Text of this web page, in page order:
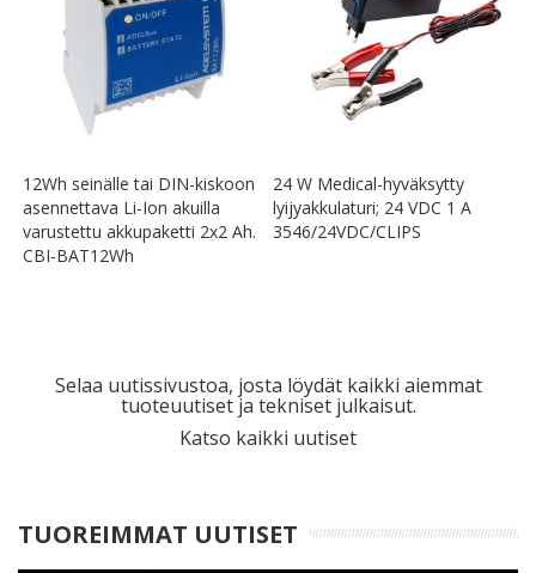
12Wh seinälle tai DIN-kiskoon
asennettava Li-Ion akuilla
varustettu akkupaketti 2x2 Ah.
CBI-BAT12Wh
24 W Medical-hyväksytty
lyijyakkulaturi; 24 VDC 1 A
3546/24VDC/CLIPS
Selaa uutissivustoa, josta löydät kaikki aiemmat
tuoteuutiset ja tekniset julkaisut.
Katso kaikki uutiset
TUOREIMMAT UUTISET